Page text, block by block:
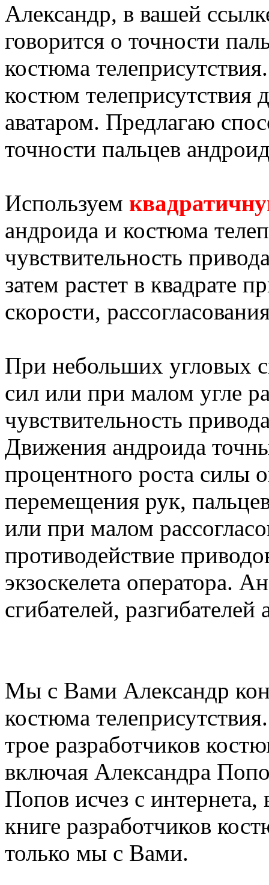
Александр, в вашей
говорится о точности
костюма
костюм телеприсутствия
аватаром. Предлагаю
точности пальцев
Используем
андроида и костюма
чувствительность
затем растет в квадрате
скорости,
При небольших угловых
сил или при малом угле
чувствительность
Движения андроида
процентного роста силы
перемещения рук,
или при малом
противодействие
экзоскелета оператора.
сгибателей, разгибателей
Мы с Вами Александр
костюма
трое разработчиков
включая Александра
Попов исчез с
книге разработчиков
только мы с Вами.